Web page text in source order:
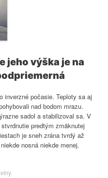
jeho výška je na
inverzné počasie. Teploty sa aj
nad bodom mrazu.
sadol a stabilizoval sa. V
predtým zmäknutej
je sneh zrána tvrdý až
nosná niekde menej.
.